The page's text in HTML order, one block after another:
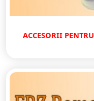
ACCESORII